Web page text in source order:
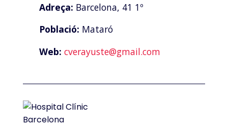
Adreça: Barcelona, 41 1º
Població: Mataró
Web: cverayuste@gmail.com